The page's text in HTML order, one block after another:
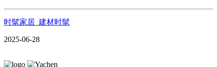
时髦家居_建材时髦
2025-06-28